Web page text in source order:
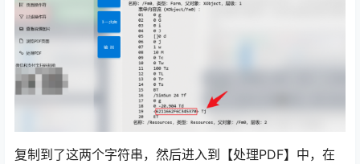
复制到了这两个字符串，然后进入到【处理PDF】中，在